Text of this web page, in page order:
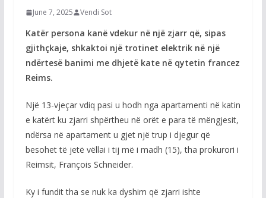
June 7, 2025 Vendi Sot
Katër persona kanë vdekur në një zjarr që, sipas
gjithçkaje, shkaktoi një trotinet elektrik në një
ndërtesë banimi me dhjetë kate në qytetin francez
Reims.
Një 13-vjeçar vdiq pasi u hodh nga apartamenti në katin
e katërt ku zjarri shpërtheu në orët e para të mëngjesit,
ndërsa në apartament u gjet një trup i djegur që
besohet të jetë vëllai i tij më i madh (15), tha prokurori i
Reimsit, François Schneider.
Ky i fundit tha se nuk ka dyshim që zjarri ishte